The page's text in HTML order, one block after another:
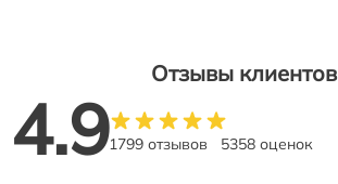
Отзывы клиентов
4.91799 отзывов 5358 оценок